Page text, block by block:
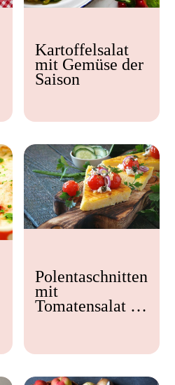
Kartoffelsalat
mit Gemüse der
Saison
Polentaschnitten
mit
Tomatensalat &